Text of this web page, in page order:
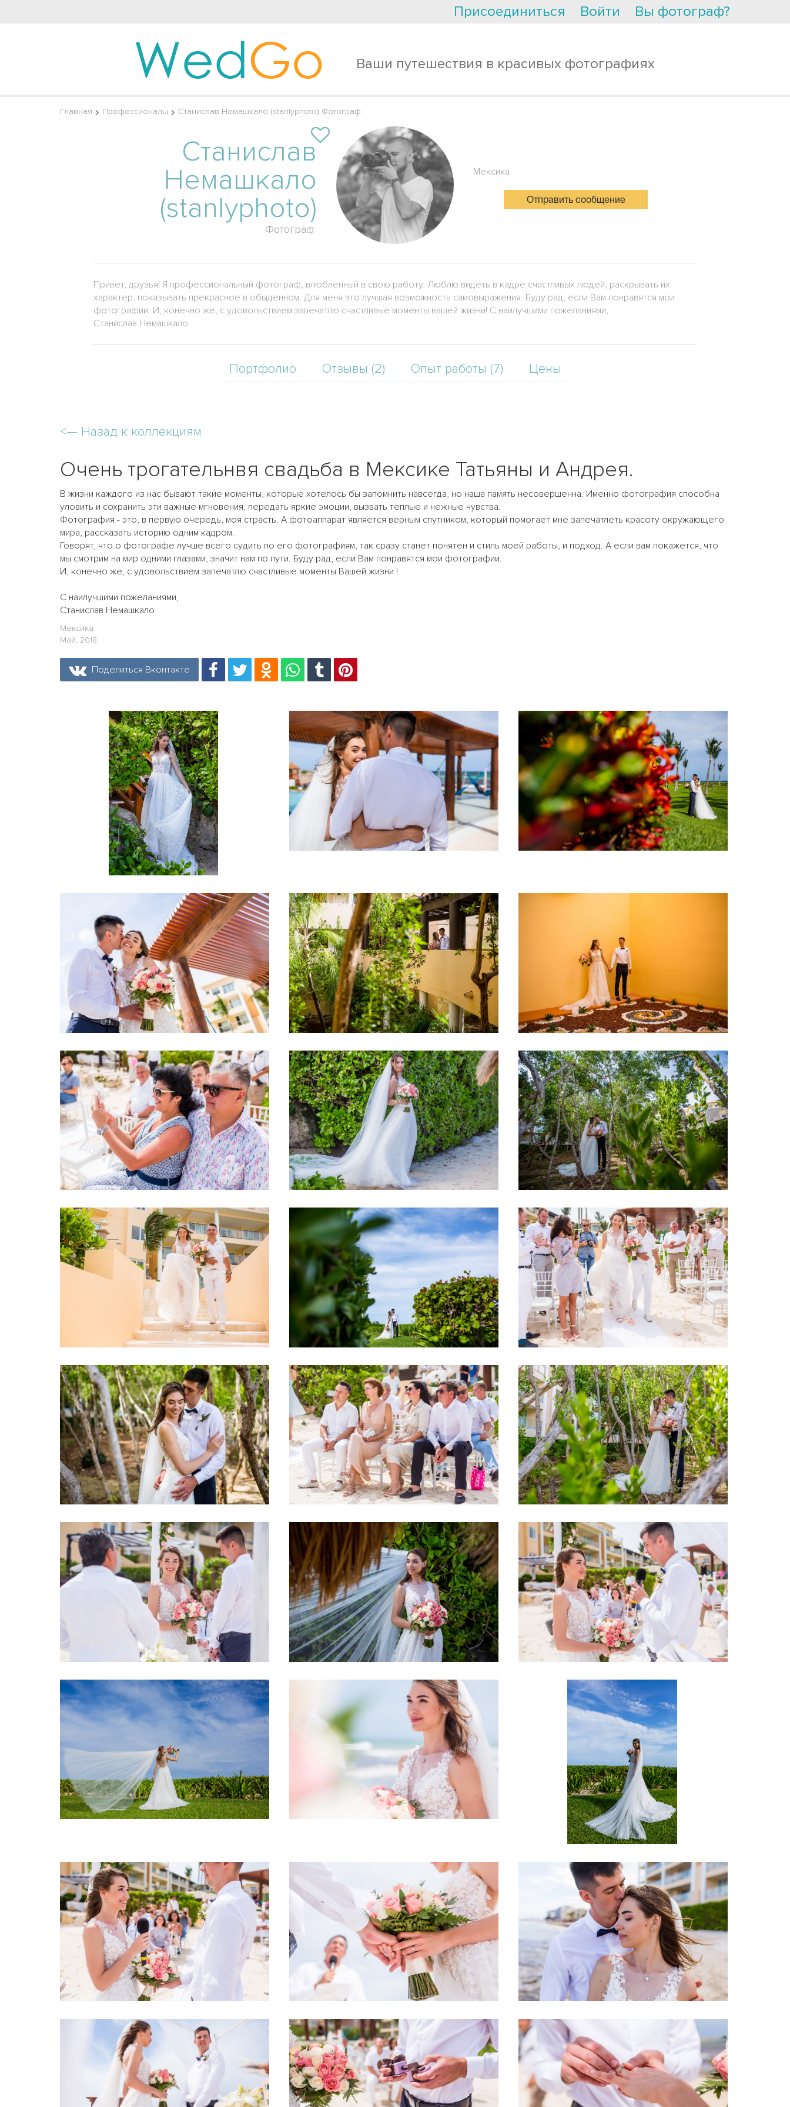
Присоединиться Войти Вы фотограф?
WedGo Ваши путешествия в красивых фотографиях
Главная Профессионалы Станислав Немашкало (stanlyphoto) Фотограф
Станислав
Немашкало
(stanlyphoto)
Фотограф
Мексика
Отправить сообщение
Привет, друзья! Я профессиональный фотограф, влюбленный в свою работу. Люблю видеть в кадре счастливых людей, раскрывать их
характер, показывать прекрасное в обыденном. Для меня это лучшая возможность самовыражения. Буду рад, если Вам понравятся мои
фотографии. И, конечно же, с удовольствием запечатлю счастливые моменты вашей жизни! С наилучшими пожеланиями,
Станислав Немашкало
Портфолио Отзывы (2) Опыт работы (7) Цены
<— Назад к коллекциям
Очень трогательнвя свадьба в Мексике Татьяны и Андрея.
В жизни каждого из нас бывают такие моменты, которые хотелось бы запомнить навсегда, но наша память несовершенна. Именно фотография способна
уловить и сохранить эти важные мгновения, передать яркие эмоции, вызвать теплые и нежные чувства.
Фотография - это, в первую очередь, моя страсть. А фотоаппарат является верным спутником, который помогает мне запечатлеть красоту окружающего
мира, рассказать историю одним кадром.
Говорят, что о фотографе лучше всего судить по его фотографиям, так сразу станет понятен и стиль моей работы, и подход. А если вам покажется, что
мы смотрим на мир одними глазами, значит нам по пути. Буду рад, если Вам понравятся мои фотографии.
И, конечно же, с удовольствием запечатлю счастливые моменты Вашей жизни !
С наилучшими пожеланиями,
Станислав Немашкало
Мексика
Май, 2018
Поделиться Вконтакте